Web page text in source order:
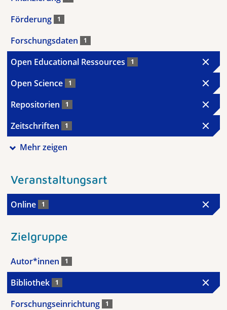
Förderung 1
Forschungsdaten 1
Open Educational Ressources 1
Open Science 1
Repositorien 1
Zeitschriften 1
Mehr zeigen
Veranstaltungsart
Online 1
Zielgruppe
Autor*innen 1
Bibliothek 1
Forschungseinrichtung 1